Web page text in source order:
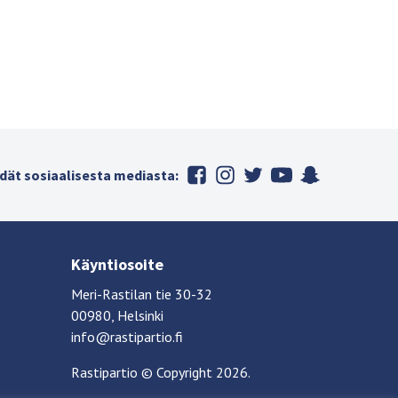
sosiaalisesta mediasta:
Käyntiosoite
Meri-Rastilan tie 30-32
00980, Helsinki
info@rastipartio.fi
Rastipartio© Copyright 2026.